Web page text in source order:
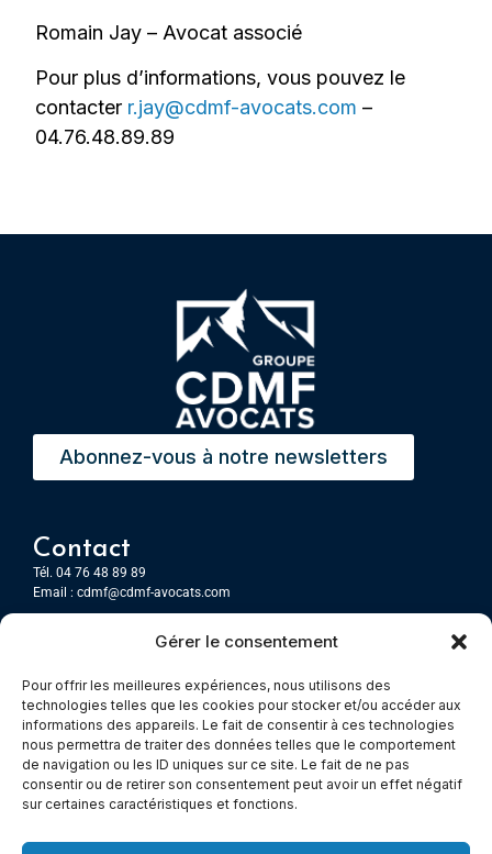
Gérer le consentement
Pour offrir les meilleures expériences, nous utilisons des
technologies telles que les cookies pour stocker et/ou accéder aux
informations des appareils. Le fait de consentir à ces technologies
nous permettra de traiter des données telles que le comportement
de navigation ou les ID uniques sur ce site. Le fait de ne pas
consentir ou de retirer son consentement peut avoir un effet négatif
sur certaines caractéristiques et fonctions.
Romain Jay – Avocat associé
Pour plus d’informations, vous pouvez le
contacter r.jay@cdmf-avocats.com –
04.76.48.89.89
Abonnez-vous à notre newsletters
Contact
Tél. 04 76 48 89 89
Email : cdmf@cdmf-avocats.com
7 Place Firmin Gautier
CS 80476
38016 GRENOBLE, Cedex 1
Chambery
Immeuble le Paris
73000 Chambéry